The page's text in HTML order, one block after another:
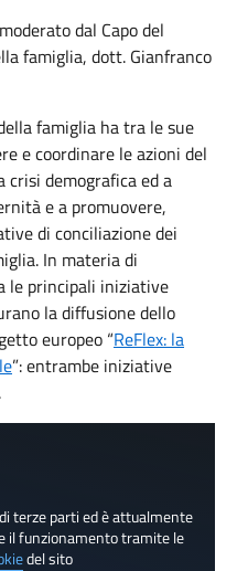
dal Capo del
famiglia, dott. Gianfranco
famiglia ha tra le sue
e coordinare le azioni del
demografica ed a
e a promuovere,
di conciliazione dei
In materia di
le principali iniziative
la diffusione dello
europeo “ReFlex: la
”: entrambe iniziative
terze parti ed è attualmente
il funzionamento tramite le
del sito